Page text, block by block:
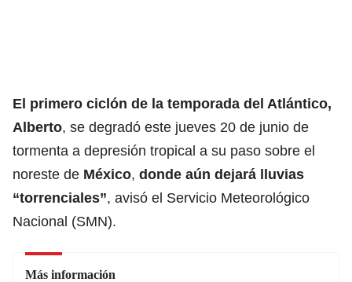
El primero ciclón de la temporada del Atlántico,
Alberto, se degradó este jueves 20 de junio de
tormenta a depresión tropical a su paso sobre el
noreste de México, donde aún dejará lluvias
“torrenciales”, avisó el Servicio Meteorológico
Nacional (SMN).
Más información